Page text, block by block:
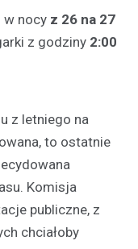
w nocy z 26 na 27
z godziny 2:00
z letniego na
to ostatnie
Komisja
publiczne, z
chciałoby